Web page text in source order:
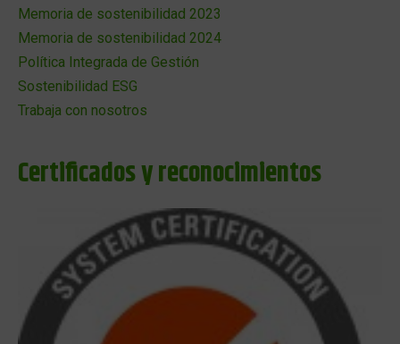
Memoria de sostenibilidad 2023
Memoria de sostenibilidad 2024
Política Integrada de Gestión
Sostenibilidad ESG
Trabaja con nosotros
Certificados y reconocimientos